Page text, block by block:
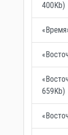
400Kb)
659Kb)